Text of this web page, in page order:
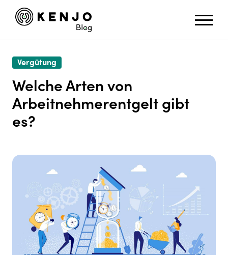
Vergütung
Welche Arten von
Arbeitnehmerentgelt gibt
es?